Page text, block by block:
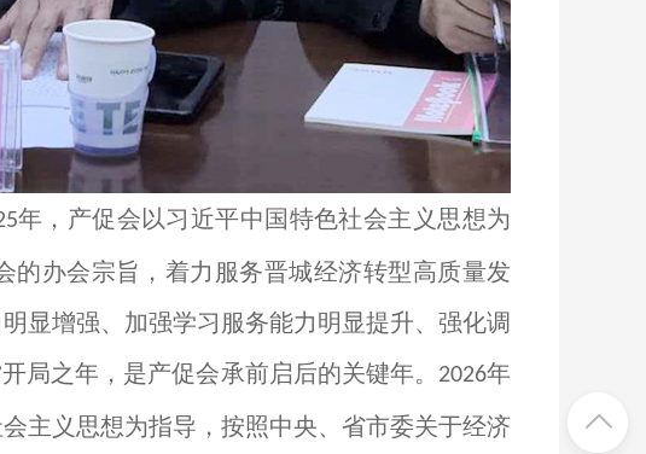
年，产促会以习近平中国特色社会主义思想为
办会宗旨，着力服务晋城经济转型高质量发
显增强、加强学习服务能力明显提升、强化调
局之年，是产促会承前启后的关键年。 2026年
主义思想为指导，按照中央、省市委关于经济